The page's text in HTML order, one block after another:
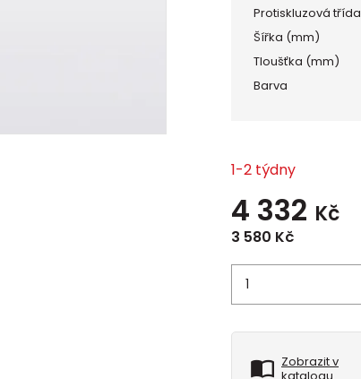
Protiskluzová třída
Šířka (mm)
Tloušťka (mm)
Barva
1-2 týdny
4 332 Kč
3 580 Kč
Zobrazit v